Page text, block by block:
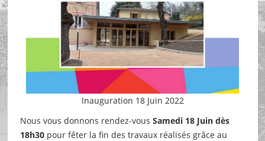
Inauguration 18 Juin 2022
Nous vous donnons rendez-vous Samedi 18 Juin dès
18h30pour fêter la fin des travaux réalisés grâce au